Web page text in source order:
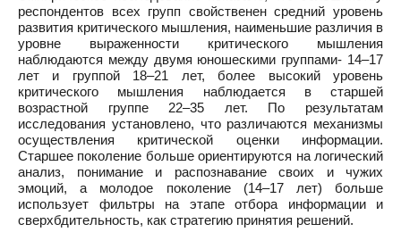
респондентов всех групп свойственен средний уровень
развития критического мышления, наименьшие различия в
уровне выраженности критического мышления
наблюдаются между двумя юношескими группами- 14–17
лет и группой 18–21 лет, более высокий уровень
критического мышления наблюдается в старшей
возрастной группе 22–35 лет. По результатам
исследования установлено, что различаются механизмы
осуществления критической оценки информации.
Старшее поколение больше ориентируются на логический
анализ, понимание и распознавание своих и чужих
эмоций, а молодое поколение (14–17 лет) больше
использует фильтры на этапе отбора информации и
сверхбдительность, как стратегию принятия решений.